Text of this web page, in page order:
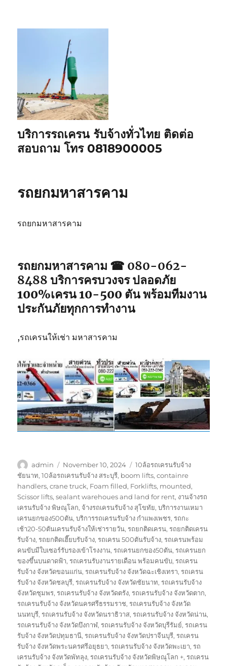
บริการรถเครน รับจ้างทั่วไทย ติดต่อ
สอบถาม โทร 0818900005
รถยกมหาสารคาม
รถยกมหาสารคาม
รถยกมหาสารคาม ☎ 080-062-
8488 บริการครบวงจร ปลอดภัย
100%เครน 10-500 ตัน พร้อมทีมงาน
ประกันภัยทุกการทำงาน
,รถเครนให้เช่า มหาสารคาม
Author
admin
Posted
on
November 10, 2024 Tags
10ล้อรถเครนรับจ้าง
ชัยนาท,10ล้อรถเครนรับจ้าง สระบุรี, boom lifts,containre
handlers,crane truck, Foam filled, Forklifts, mounted,
Scissor lifts,sealant warehoues and land for rent, งานจ้างรถ
เครนรับจ้าง พิษณุโลก, จ้างรถเครนรับจ้าง สุโขทัย,บริการงานเหมา
เครนยกของ500ตัน,บริการรถเครนรับจ้าง กำแพงเพชร,รถกะ
เช้า20-50ตันเครนรับจ้างให้เช่ารายวัน,รถยกติดเครน,รถยกติดเครน
รับจ้าง,รถยกติดเฮี๊ยบรับจ้าง,รถเครน 500ตันรับจ้าง,รถเครนพร้อม
คนขับมีใบเซอร์รับรองเข้าโรงงาน,รถเครนยกของ50ตัน,รถเครนยก
ของขึ้นบนดาดฟ้า,รถเครนรับงานรายเดือน พร้อมคนขับ,รถเครน
รับจ้าง จังหวัดขอนแก่น,รถเครนรับจ้าง จังหวัดฉะเชิงเทรา,รถเครน
รับจ้าง จังหวัดชลบุรี,รถเครนรับจ้าง จังหวัดชัยนาท,รถเครนรับจ้าง
จังหวัดชุมพร,รถเครนรับจ้าง จังหวัดตรัง,รถเครนรับจ้าง จังหวัดตาก,
รถเครนรับจ้าง จังหวัดนครศรีธรรมราช,รถเครนรับจ้าง จังหวัด
นนทบุรี,รถเครนรับจ้าง จังหวัดนราธิวาส,รถเครนรับจ้าง จังหวัดน่าน,
รถเครนรับจ้าง จังหวัดบึงกาฬ,รถเครนรับจ้าง จังหวัดบุรีรัมย์,รถเครน
รับจ้าง จังหวัดปทุมธานี,รถเครนรับจ้าง จังหวัดปราจีนบุรี,รถเครน
รับจ้าง จังหวัดพระนครศรีอยุธยา,รถเครนรับจ้าง จังหวัดพะเยา,รถ
เครนรับจ้าง จังหวัดพัทลุง,รถเครนรับจ้าง จังหวัดพิษณุโลก +,รถเครน